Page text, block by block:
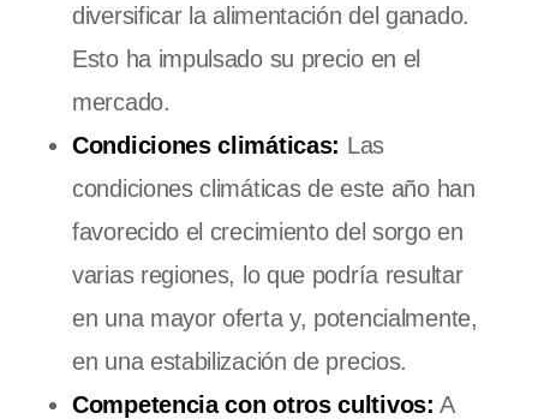
diversificar la alimentación del ganado.
Esto ha impulsado su precio en el
mercado.
Condiciones climáticas: Las
condiciones climáticas de este año han
favorecido el crecimiento del sorgo en
varias regiones, lo que podría resultar
en una mayor oferta y, potencialmente,
en una estabilización de precios.
Competencia con otros cultivos: A